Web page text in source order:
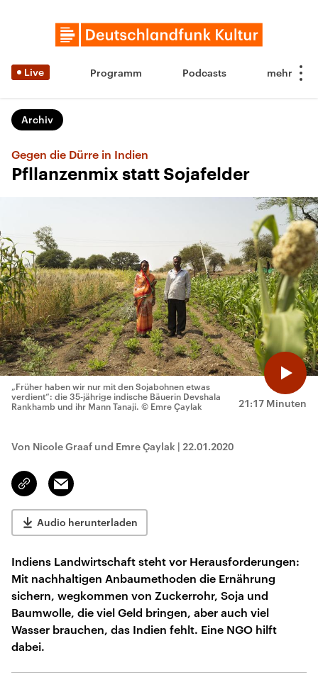
Live Programm Podcasts
Archiv
Gegen die Dürre in Indien
Pfllanzenmix statt Sojafelder
21:17 Minuten
„Früher haben wir nur mit den Sojabohnen etwas
verdient“: die 35-jährige indische Bäuerin Devshala
Rankhamb und ihr Mann Tanaji. © Emre Çaylak
Von Nicole Graaf und Emre Çaylak | 22.01.2020
Link
kopieren/teilen
Email
Audio herunterladen
Indiens Landwirtschaft steht vor Herausforderungen:
Mit nachhaltigen Anbaumethoden die Ernährung
sichern, wegkommen von Zuckerrohr, Soja und
Baumwolle, die viel Geld bringen, aber auch viel
Wasser brauchen, das Indien fehlt. Eine NGO hilft
dabei.